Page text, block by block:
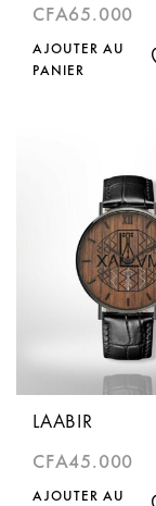
CFA65.000
AJOUTER AU
PANIER
LAABIR
CFA45.000
AJOUTER AU